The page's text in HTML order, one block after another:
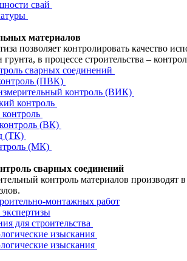
свай
материалов
позволяет контролировать качество
в процессе строительства –
сварных соединений
(ПВК)
контроль (ВИК)
контроль
контроль
(ВК)
(ТК)
(МК)
сварных соединений
контроль материалов производят
монтажных работ
для строительства
изыскания
изыскания